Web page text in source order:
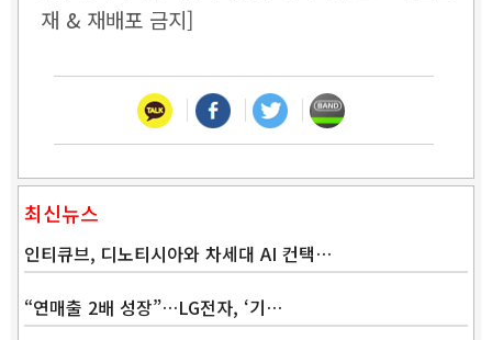
재 & 재배포 금지]
최신뉴스
인티큐브, 디노티시아와 차세대 AI 컨택…
“연매출 2배 성장”…LG전자, ‘기…